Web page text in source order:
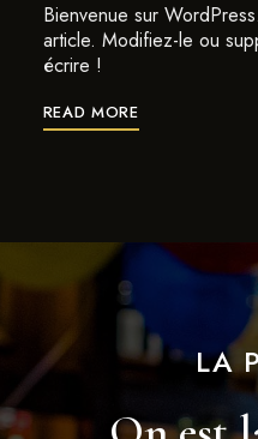
Bienvenue sur
article. Modifiez-le ou
écrire !
READ MORE
LA